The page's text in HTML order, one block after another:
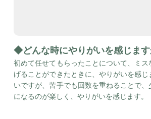
◆どんな時にやりがいを感じます
初めて任せてもらったことについて、ミ
げることができたときに、やりがいを感
いですが、苦手でも回数を重ねることで、
になるのが楽しく、やりがいを感じます。